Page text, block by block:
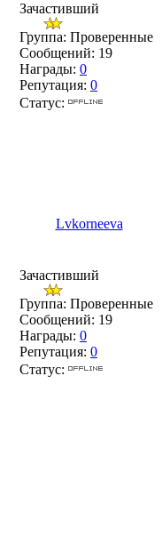
Зачастивший
Группа: Проверенные
Сообщений: 19
Награды: 0
Репутация: 0
Статус:
Lvkorneeva
Зачастивший
Группа: Проверенные
Сообщений: 19
Награды: 0
Репутация: 0
Статус: